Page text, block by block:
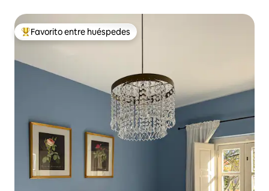
Favorito entre huéspedes preferido
Favorito entre huéspedes